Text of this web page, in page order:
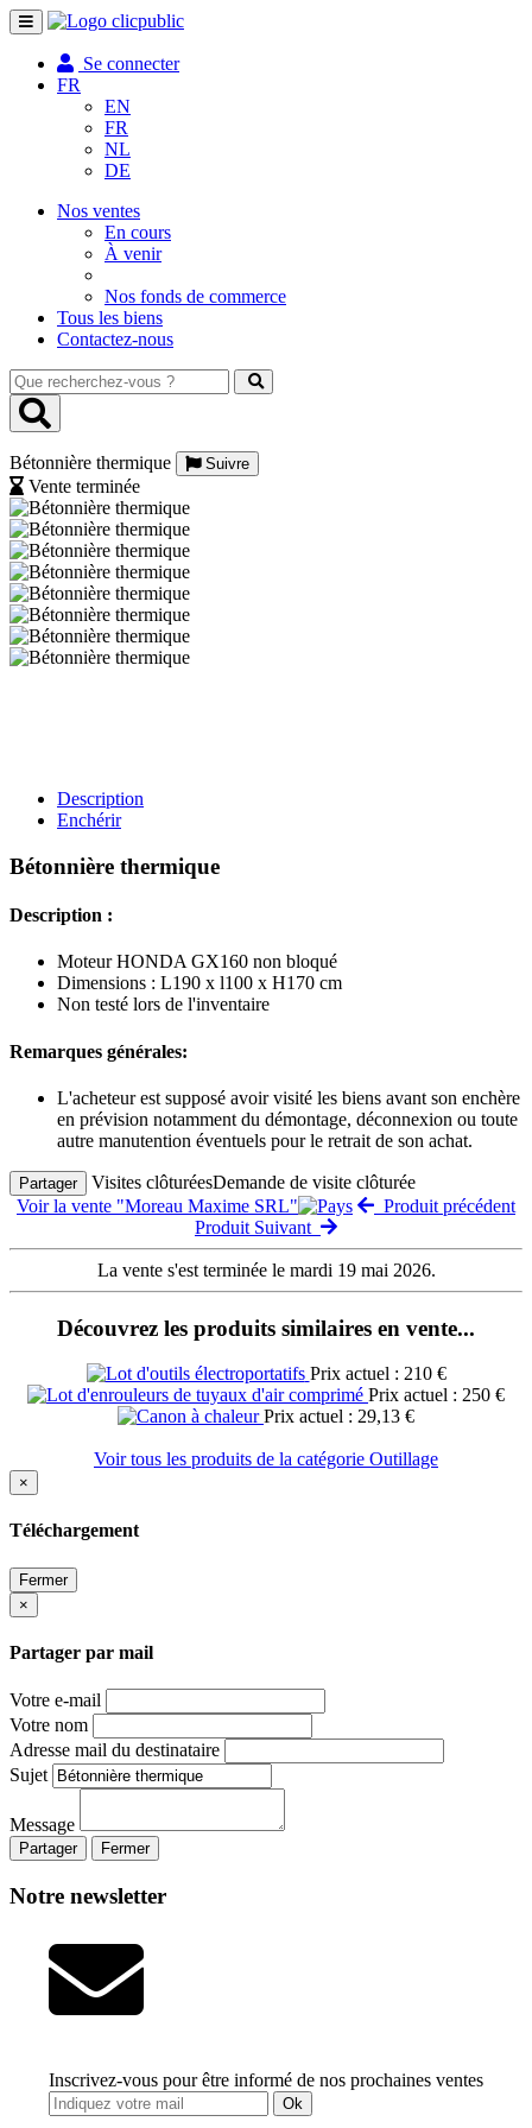
Toggle
navigation
Se connecter
FR
EN
FR
NL
DE
Nos ventes
En cours
À venir
Nos fonds de commerce
Tous les biens
Contactez-nous
Que
recherchez-
vous
Bétonnière thermique
Suivre
Vente terminée
Description
Enchérir
Bétonnière thermique
Description :
Moteur HONDA GX160 non bloqué
Dimensions : L190 x l100 x H170 cm
Non testé lors de l'inventaire
Remarques générales:
L'acheteur est supposé avoir visité les biens avant son enchère
en prévision notamment du démontage, déconnexion ou toute
autre manutention éventuels pour le retrait de son achat.
Partager Visites clôturéesDemande de visite clôturée
Voir la vente "Moreau Maxime SRL"
Produit précédent
Produit Suivant
La vente s'est terminée le mardi 19 mai 2026.
Découvrez les produits similaires en vente...
Prix actuel : 210 €
Prix actuel : 250 €
Prix actuel : 29,13 €
Voir tous les produits de la catégorie Outillage
×
Téléchargement
Fermer
×
Partager par mail
Votre e-mail
Votre nom
Adresse mail du destinataire
Sujet
Message
Partager Fermer
Notre newsletter
Inscrivez-vous pour être informé de nos prochaines ventes
Ok